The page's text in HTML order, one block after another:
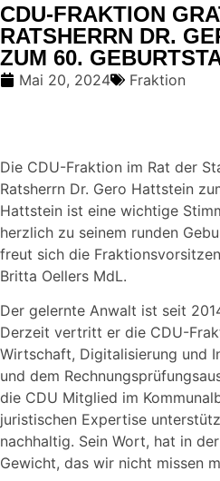
CDU-FRAKTION
RATSHERRN DR.
ZUM 60.
Mai 20, 2024 Fraktion
Die CDU-Fraktion im Rat der
Ratsherrn Dr. Gero Hattstein
Hattstein ist eine wichtige
herzlich zu seinem runden
freut sich die
Britta Oellers MdL.
Der gelernte Anwalt ist seit
Derzeit vertritt er die CDU-
Wirtschaft, Digitalisierung und
und dem
die CDU Mitglied im
juristischen Expertise
nachhaltig. Sein Wort, hat in
Gewicht, das wir nicht missen